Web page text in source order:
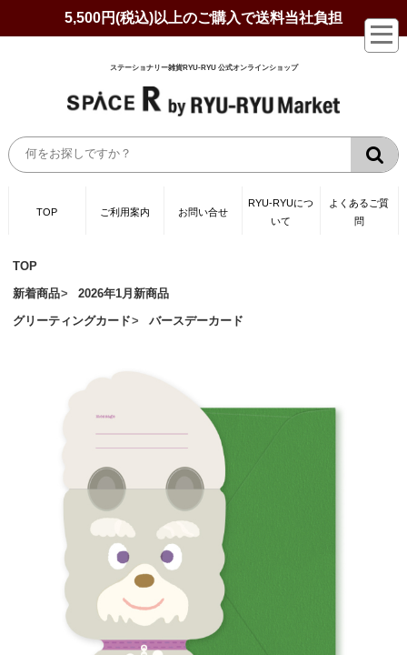
5,500円(税込)以上のご購入で送料当社負担
ステーショナリー雑貨RYU-RYU 公式オンラインショップ
TOP ご利用案内 お問い合せ
RYU-RYUにつ
いて
よくあるご質
問
TOP
新着商品
2026年1月新商品
グリーティングカード
バースデーカード